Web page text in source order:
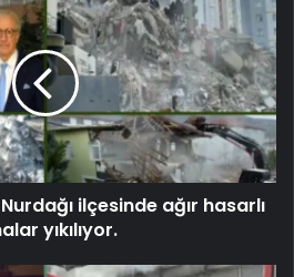
ilçesinde ağır hasarlı
yıkılıyor.